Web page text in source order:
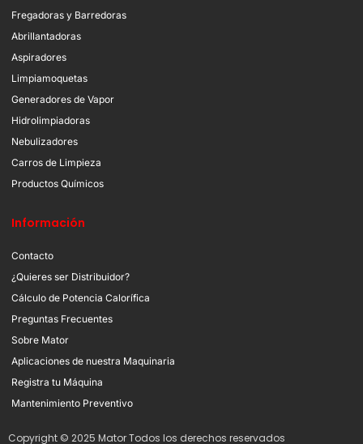
Fregadoras y Barredoras
Abrillantadoras
Aspiradores
Limpiamoquetas
Generadores de Vapor
Hidrolimpiadoras
Nebulizadores
Carros de Limpieza
Productos Químicos
Información
Contacto
¿Quieres ser Distribuidor?
Cálculo de Potencia Calorífica
Preguntas Frecuentes
Sobre Mator
Aplicaciones de nuestra Maquinaria
Registra tu Máquina
Mantenimiento Preventivo
Copyright © 2025 Mator Todos los derechos reservados